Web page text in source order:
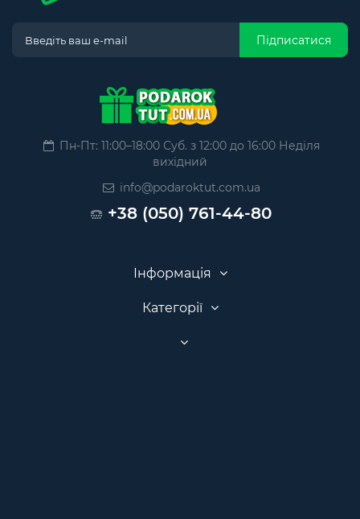
Підписатися
Пн-Пт: 11:00–18:00 Суб. з 12:00 до 16:00 Неділя
вихідний
info@podaroktut.com.ua
+38 (050) 761-44-80
Інформація
Категорії